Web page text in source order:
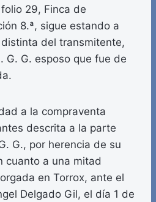
29, Finca de
8.ª, sigue estando a
del transmitente,
G. G. esposo que fue de
a la compraventa
descrita a la parte
G., por herencia de su
cuanto a una mitad
en Torrox, ante el
Delgado Gil, el día 1 de